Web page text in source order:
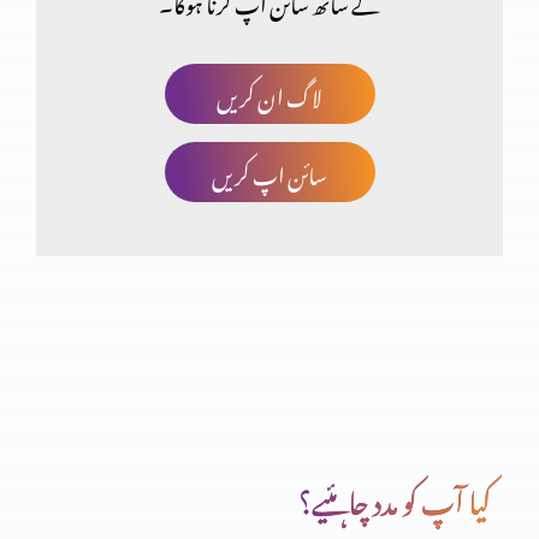
فلپیوں کا خط (حصہ 1)
اعتماد کا امتحان
صحیح یا غلط ذہنیت (حصہ 2)
لاگ ان کریں
سائن اپ کریں
کیا آپ کو مدد چاہئیے؟